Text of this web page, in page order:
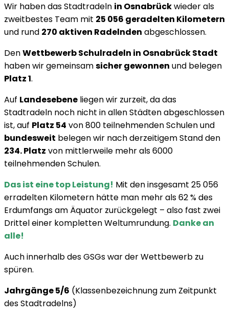
Wir haben das Stadtradeln in Osnabrückwieder als
zweitbestes Team mit 25 056 geradelten Kilometern
und rund 270 aktiven Radelnden abgeschlossen.
DenWettbewerb Schulradeln in Osnabrück Stadt
haben wir gemeinsamsicher gewonnen und belegen
Platz 1.
Auf Landesebene liegen wir zurzeit, da das
Stadtradeln noch nicht in allen Städten abgeschlossen
ist, auf Platz 54 von 800 teilnehmenden Schulen und
bundesweit belegen wir nach derzeitigem Stand den
234. Platz von mittlerweile mehr als 6000
teilnehmenden Schulen.
Das ist eine top Leistung! Mit den insgesamt 25 056
erradelten Kilometern hätte man mehr als 62 % des
Erdumfangs am Äquator zurückgelegt – also fast zwei
Drittel einer kompletten Weltumrundung. Danke an
alle!
Auch innerhalb des GSGs war der Wettbewerb zu
spüren.
Jahrgänge 5/6 (Klassenbezeichnung zum Zeitpunkt
des Stadtradelns)